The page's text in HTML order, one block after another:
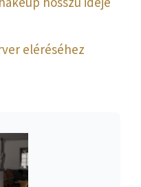
eléréséhez